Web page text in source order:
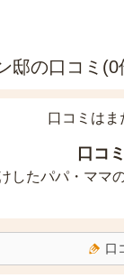
邸の口コミ(0
口コミはま
口コ
したパパ・ママ
口